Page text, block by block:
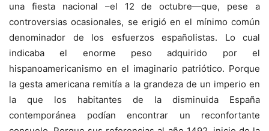
una fiesta nacional –el 12 de octubre—que, pese a
controversias ocasionales, se erigió en el mínimo común
denominador de los esfuerzos españolistas. Lo cual
indicaba el enorme peso adquirido por el
hispanoamericanismo en el imaginario patriótico. Porque
la gesta americana remitía a la grandeza de un imperio en
la que los habitantes de la disminuida España
contemporánea podían encontrar un reconfortante